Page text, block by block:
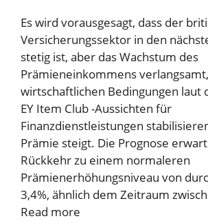
Es wird vorausgesagt, dass der
Versicherungssektor in den
stetig ist, aber das Wachstum des
Prämieneinkommens
wirtschaftlichen Bedingungen laut
EY Item Club -Aussichten für
Finanzdienstleistungen
Prämie steigt. Die Prognose
Rückkehr zu einem normaleren
Prämienerhöhungsniveau von
3,4%, ähnlich dem Zeitraum
Read more